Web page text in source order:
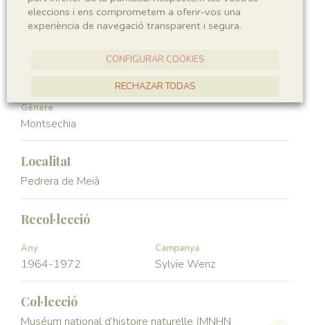
Subphyllum
Angiospermae
Classe
Magnoliopsida
Familia
Génere
Montsechia
Localitat
Pedrera de Meià
Recol·lecció
Any
1964-1972
Campanya
Sylvie Wenz
Col·lecció
Muséum national d’histoire naturelle (MNHN
eleccions i ens comprometem a oferir-vos una
experiència de navegació transparent i segura.
CONFIGURAR COOKIES
RECHAZAR TODAS
ACCEPTAR TOTES